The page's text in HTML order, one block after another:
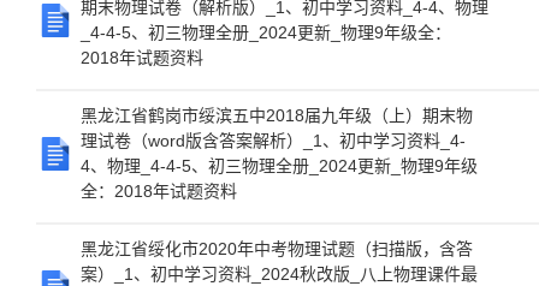
期末物理试卷（解析版）_1、初中学习资料_4-4、物理
_4-4-5、初三物理全册_2024更新_物理9年级全：
2018年试题资料
黑龙江省鹤岗市绥滨五中2018届九年级（上）期末物
理试卷（word版含答案解析）_1、初中学习资料_4-
4、物理_4-4-5、初三物理全册_2024更新_物理9年级
全：2018年试题资料
黑龙江省绥化市2020年中考物理试题（扫描版，含答
案）_1、初中学习资料_2024秋改版_八上物理课件最